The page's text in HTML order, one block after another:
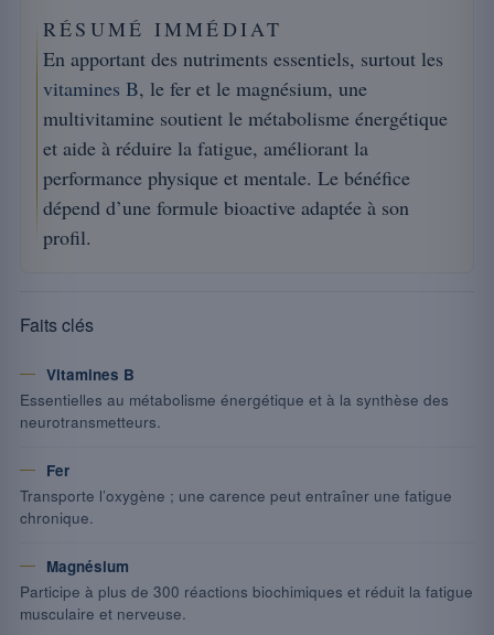
RÉSUMÉ IMMÉDIAT
En apportant des nutriments essentiels, surtout les
vitamines B, le fer et le magnésium, une
multivitamine soutient le métabolisme énergétique
et aide à réduire la fatigue, améliorant la
performance physique et mentale. Le bénéfice
dépend d’une formule bioactive adaptée à son
profil.
Faits clés
Vitamines B
Essentielles au métabolisme énergétique et à la synthèse des
neurotransmetteurs.
Fer
Transporte l’oxygène ; une carence peut entraîner une fatigue
chronique.
Magnésium
Participe à plus de 300 réactions biochimiques et réduit la fatigue
musculaire et nerveuse.